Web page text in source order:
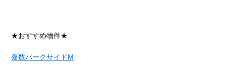
★おすすめ物件★
嘉数パークサイドM